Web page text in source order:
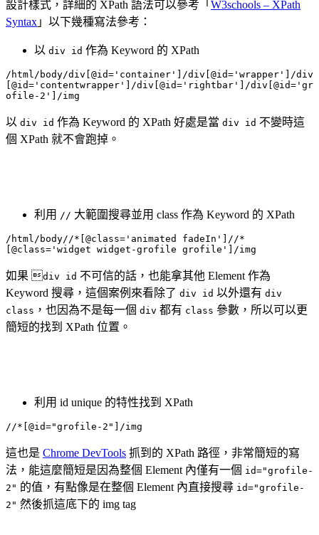
設計樣式，詳細的 XPath 語法可以參考「 W3schools – XPath
Syntax 」以下幾種寫法參考：
以 div id 作為 Keyword 的 XPath
/html/body/div[@id='container']/div[@id='wrapper']/div
[@id='contentwrapper']/div[@id='rightbar']/div[@id='gr
ofile-2']/img
以 div id 作為 Keyword 的 XPath 好處是當 div id 不變時這
個 XPath 就不會跑掉。
利用 // 大範圍搜尋並用 class 作為 Keyword 的 XPath
/html/body//*[@class='animated fadeIn']//*
[@class='widget widget-grofile grofile']/img
如果 div id 不可信的話，也能拿其他 Element 作為
Keyword 搜尋，這個案例來看除了 div id 以外還有 div
class ，也因為不是每一個 div 都有 class 參數，所以可以更
簡短的找到 XPath 位置。
利用 id unique 的特性找到 XPath
//*[@id="grofile-2"]/img
這也是 Chrome DevTools 抓到的 XPath 路徑，非常簡短的寫
法，能這麼簡短是因為整個 Element 內僅有一個 id="grofile-
2" 的值，有點像是在整個 Element 內直接搜尋 id="grofile-
2" 然後抓這底下的 img tag